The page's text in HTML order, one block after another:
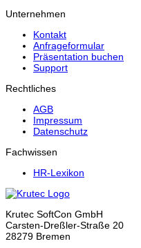
Unternehmen
Kontakt
Anfrageformular
Präsentation buchen
Support
Rechtliches
AGB
Impressum
Datenschutz
Fachwissen
HR-Lexikon
Krutec SoftCon GmbH
Carsten-Dreßler-Straße 20
28279 Bremen